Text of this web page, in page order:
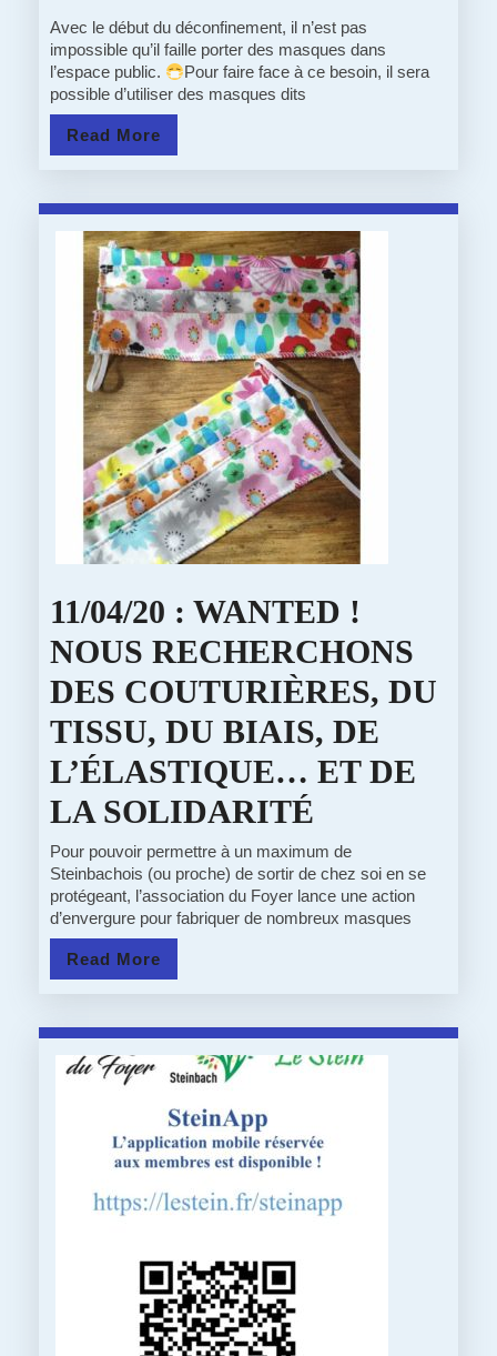
:
A
VOS
MASQUES…
AIDEZ
!
Avec le début du déconfinement, il n’est pas
impossible qu’il faille porter des masques dans
l’espace public.
Pour faire face à ce besoin, il sera
possible d’utiliser des masques dits
Read More
More
11/04/20 : WANTED !
NOUS RECHERCHONS
DES COUTURIÈRES, DU
TISSU, DU BIAIS, DE
L’ÉLASTIQUE… ET DE
LA SOLIDARITÉ
:
WANTED
!
DES
DU
TISSU,
DU
Pour pouvoir permettre à un maximum de
Steinbachois (ou proche) de sortir de chez soi en se
protégeant, l’association du Foyer lance une action
d’envergure pour fabriquer de nombreux masques
Read More
More